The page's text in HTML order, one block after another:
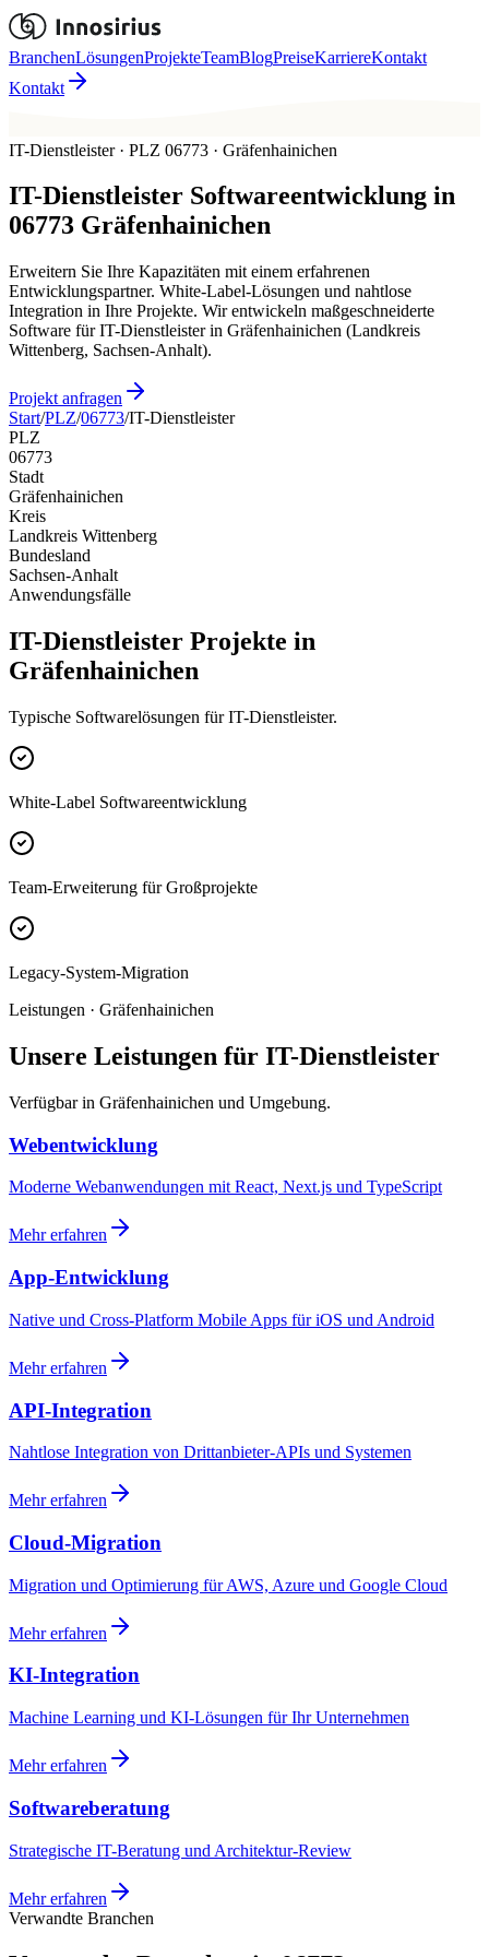
BranchenLösungenProjekteTeamBlogPreiseKarriereKontakt
Kontakt
IT-Dienstleister · PLZ 06773 · Gräfenhainichen
IT-Dienstleister Softwareentwicklung in
06773 Gräfenhainichen
Erweitern Sie Ihre Kapazitäten mit einem erfahrenen
Entwicklungspartner. White-Label-Lösungen und nahtlose
Integration in Ihre Projekte. Wir entwickeln maßgeschneiderte
Software für IT-Dienstleister in Gräfenhainichen (Landkreis
Wittenberg, Sachsen-Anhalt).
Projekt anfragen
Start/PLZ/06773/IT-Dienstleister
PLZ
06773
Stadt
Gräfenhainichen
Kreis
Landkreis Wittenberg
Bundesland
Sachsen-Anhalt
Anwendungsfälle
IT-Dienstleister Projekte in
Gräfenhainichen
Typische Softwarelösungen für IT-Dienstleister.
White-Label Softwareentwicklung
Team-Erweiterung für Großprojekte
Legacy-System-Migration
Leistungen · Gräfenhainichen
Unsere Leistungen für IT-Dienstleister
Verfügbar in Gräfenhainichen und Umgebung.
Webentwicklung
Moderne Webanwendungen mit React, Next.js und TypeScript
Mehr erfahren
App-Entwicklung
Native und Cross-Platform Mobile Apps für iOS und Android
Mehr erfahren
API-Integration
Nahtlose Integration von Drittanbieter-APIs und Systemen
Mehr erfahren
Cloud-Migration
Migration und Optimierung für AWS, Azure und Google Cloud
Mehr erfahren
KI-Integration
Machine Learning und KI-Lösungen für Ihr Unternehmen
Mehr erfahren
Softwareberatung
Strategische IT-Beratung und Architektur-Review
Mehr erfahren
Verwandte Branchen